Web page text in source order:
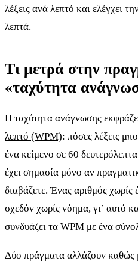
λέξεις ανά λεπτό και ελέγχει
λεπτά.
Τι μετρά στην
«ταχύτητα
Η ταχύτητα ανάγνωσης
λεπτό (WPM): πόσες λέξεις
ένα κείμενο σε 60
έχει σημασία μόνο αν
διαβάζετε. Ένας αριθμός χωρίς
σχεδόν χωρίς νόημα, γι’ αυτό
συνδυάζει τα WPM με ένα
Δύο πράγματα αλλάζουν καθώς